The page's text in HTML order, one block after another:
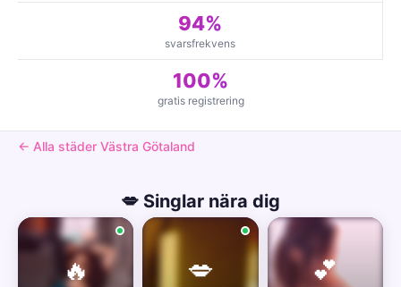
94%
svarsfrekvens
100%
gratis registrering
← Alla städer Västra Götaland
💋 Singlar nära dig
🔥 💋 💕